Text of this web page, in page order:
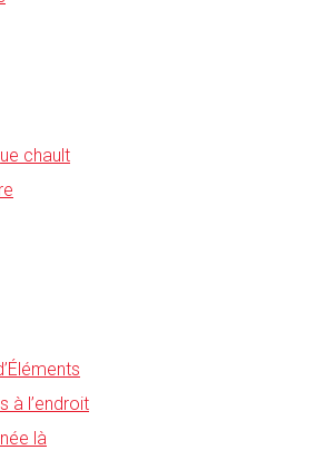
chault
à l’endroit
là